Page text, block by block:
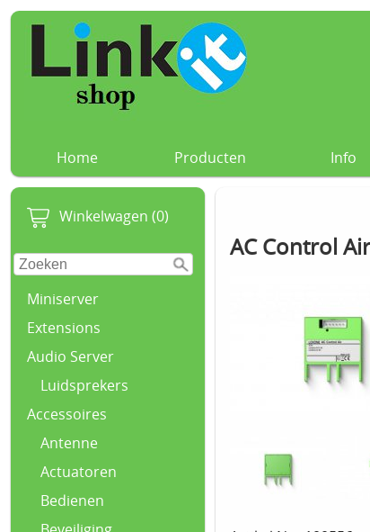
Home Producten Info
Winkelwagen (0)
Miniserver
Extensions
Audio Server
Luidsprekers
Accessoires
Antenne
Actuatoren
Bedienen
AC Control